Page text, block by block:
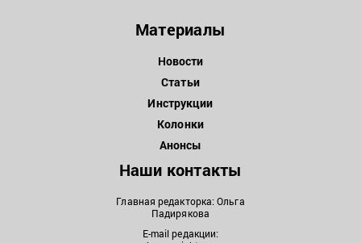
Материалы
Новости
Статьи
Инструкции
Колонки
Анонсы
Наши контакты
Главная редакторка: Ольга
Падирякова
E-mail редакции: